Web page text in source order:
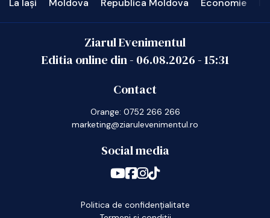
La Iași Moldova Republica Moldova Economie
Ziarul Evenimentul
Editia online din - 06.08.2026-15:31
Contact
Orange: 0752 266 266
marketing@ziarulevenimentul.ro
Social media
Politica de confidențialitate